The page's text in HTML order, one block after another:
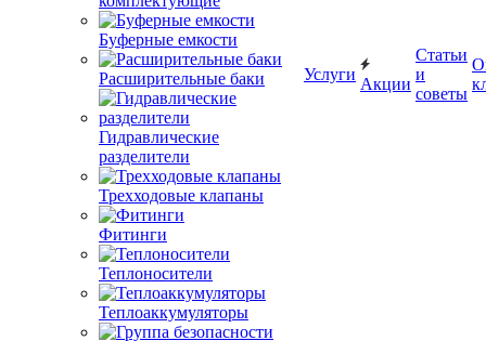
Буферные емкости
Расширительные баки
Гидравлические
разделители
Трехходовые клапаны
Фитинги
Теплоносители
Теплоаккумуляторы
Услуги
Акции
Статьи
и
советы